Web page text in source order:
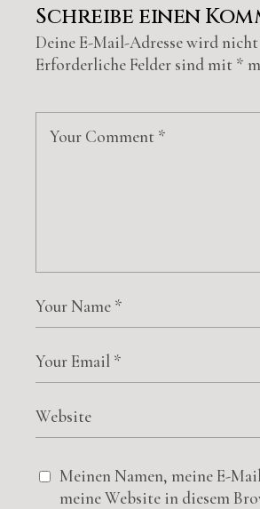
Schreibe einen
Deine E-Mail-Adresse wird
Erforderliche Felder sind mit *
Meinen Namen, meine E-
meine Website in diesem